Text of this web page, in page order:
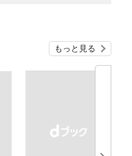
もっと見る